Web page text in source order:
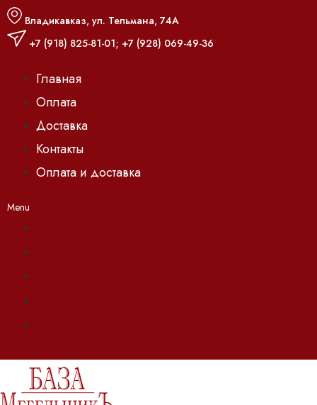
Владикавказ, ул. Тельмана, 74А
+7 (918) 825-81-01; +7 (928) 069-49-36
Главная
Оплата
Доставка
Контакты
Оплата и доставка
Menu